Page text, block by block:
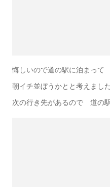
悔しいので道の駅に泊まって
朝イチ並ぼうかとと考えまし
次の行き先があるので 道の